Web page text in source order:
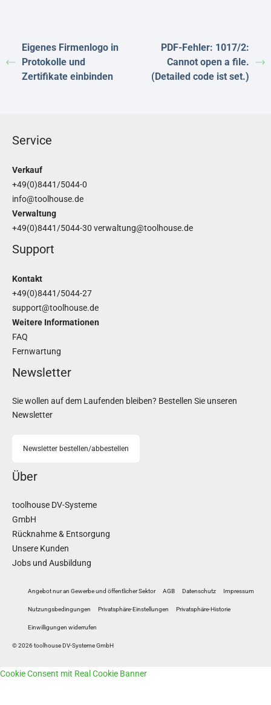
Eigenes Firmenlogo in
Protokolle und
Zertifikate einbinden
PDF-Fehler: 1017/2:
Cannot open a file.
(Detailed code ist set.)
Service
Verkauf
+49(0)8441/5044-0
info@toolhouse.de
Verwaltung
+49(0)8441/5044-30 verwaltung@toolhouse.de
Support
Kontakt
+49(0)8441/5044-27
support@toolhouse.de
Weitere Informationen
FAQ
Fernwartung
Newsletter
Sie wollen auf dem Laufenden bleiben? Bestellen Sie unseren
Newsletter
Newsletter bestellen/abbestellen
Über
toolhouse DV-Systeme
GmbH
Rücknahme & Entsorgung
Unsere Kunden
Jobs und Ausbildung
Angebot nur an Gewerbe und öffentlicher Sektor AGB Datenschutz Impressum
Nutzungsbedingungen Privatsphäre-Einstellungen Privatsphäre-Historie
Einwilligungen widerrufen
© 2026 toolhouse DV-Systeme GmbH
Cookie Consent mit Real Cookie Banner